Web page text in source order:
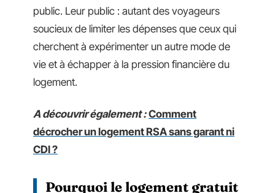
public. Leur public : autant des voyageurs
soucieux de limiter les dépenses que ceux qui
cherchent à expérimenter un autre mode de
vie et à échapper à la pression financière du
logement.
A découvrir également : Comment
décrocher un logement RSA sans garant ni
CDI ?
Pourquoi le logement gratuit